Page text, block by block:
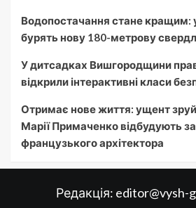
Водопостачання стане кращим:
бурять нову 180-метрову
У дитсадках Вишгородщини
відкрили інтерактивні класи
Отримає нове життя: ущент
Марії Примаченко відбудують
французького архітектора
Редакція: editor@vysh-